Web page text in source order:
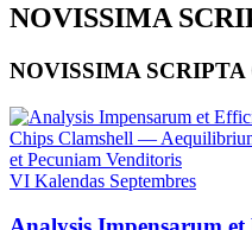
NOVISSIMA
NOVISSIMA
VI Kalendas Septembres